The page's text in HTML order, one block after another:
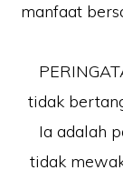
manfaat
tidak
Ia adalah
tidak